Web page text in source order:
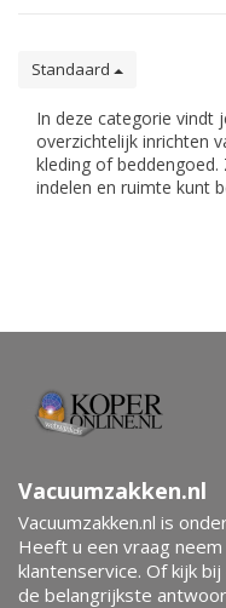
Standaard
In deze categorie vindt
overzichtelijk inrichten
kleding of
indelen en ruimte kunt
Vacuumzakken.nl
Vacuumzakken.nl is
Heeft u een vraag
klantenservice. Of kijk
de belangrijkste